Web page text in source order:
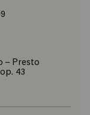
– Presto
43